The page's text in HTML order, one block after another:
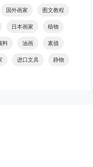
国外画家 图文教程
日本画家 植物
料 油画 素描
进口文具 静物